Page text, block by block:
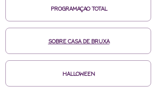
PROGRAMAÇAO TOTAL
SOBRE CASA DE BRUXA
HALLOWEEN